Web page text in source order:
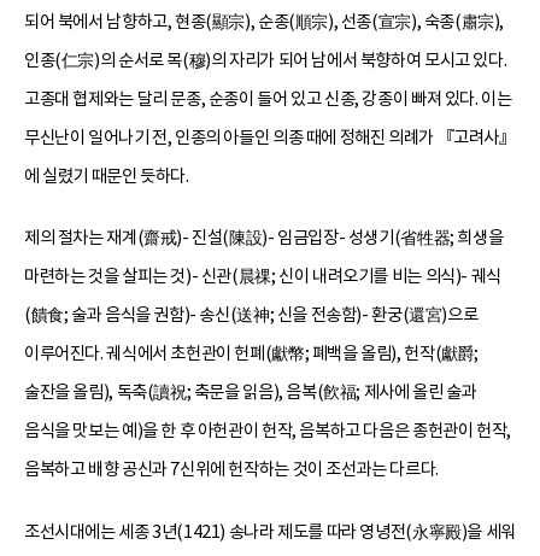
되어 북에서 남향하고, 현종(顯宗), 순종(順宗), 선종(宣宗), 숙종(肅宗),
인종(仁宗)의 순서로 목(穆)의 자리가 되어 남에서 북향하여 모시고 있다.
고종대 협제와는 달리 문종, 순종이 들어 있고 신종, 강종이 빠져 있다. 이는
무신난이 일어나기 전, 인종의 아들인 의종 때에 정해진 의례가 『고려사』
에 실렸기 때문인 듯하다.
제의 절차는 재계(齋戒)- 진설(陳設)- 임금입장- 성생기(省牲器; 희생을
마련하는 것을 살피는 것)- 신관(晨祼; 신이 내려오기를 비는 의식)- 궤식
(饋食; 술과 음식을 권함)- 송신(送神; 신을 전송함)- 환궁(還宮)으로
이루어진다. 궤식에서 초헌관이 헌폐(獻幣; 폐백을 올림), 헌작(獻爵;
술잔을 올림), 독축(讀祝; 축문을 읽음), 음복(飮福; 제사에 올린 술과
음식을 맛보는 예)을 한 후 아헌관이 헌작, 음복하고 다음은 종헌관이 헌작,
음복하고 배향 공신과 7신위에 헌작하는 것이 조선과는 다르다.
조선시대에는 세종 3년(1421) 송나라 제도를 따라 영녕전(永寧殿)을 세워